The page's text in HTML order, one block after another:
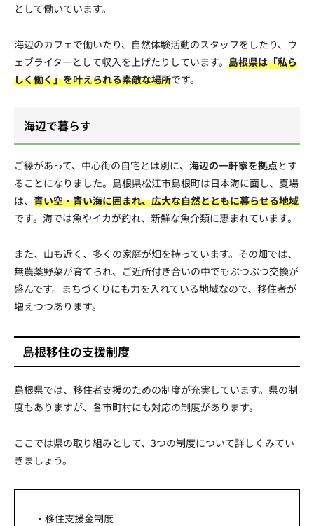
として働いています。
海辺のカフェで働いたり、自然体験活動のスタッフをしたり、ウ
ェブライターとして収入を上げたりしています。 島根県は「私ら
しく働く」を叶えられる素敵な場所です。
海辺で暮らす
ご縁があって、中心街の自宅とは別に、 海辺の一軒家を拠点とす
ることになりました。島根県松江市島根町は日本海に面し、夏場
は、 青い空・青い海に囲まれ、広大な自然とともに暮らせる地域
です。海では魚やイカが釣れ、新鮮な魚介類に恵まれています。
また、山も近く、多くの家庭が畑を持っています。その畑では、
無農薬野菜が育てられ、ご近所付き合いの中でもぶつぶつ交換が
盛んです。まちづくりにも力を入れている地域なので、移住者が
増えつつあります。
島根移住の支援制度
島根県では、移住者支援のための制度が充実しています。県の制
度もありますが、各市町村にも対応の制度があります。
ここでは県の取り組みとして、3つの制度について詳しくみてい
きましょう。
・移住支援金制度